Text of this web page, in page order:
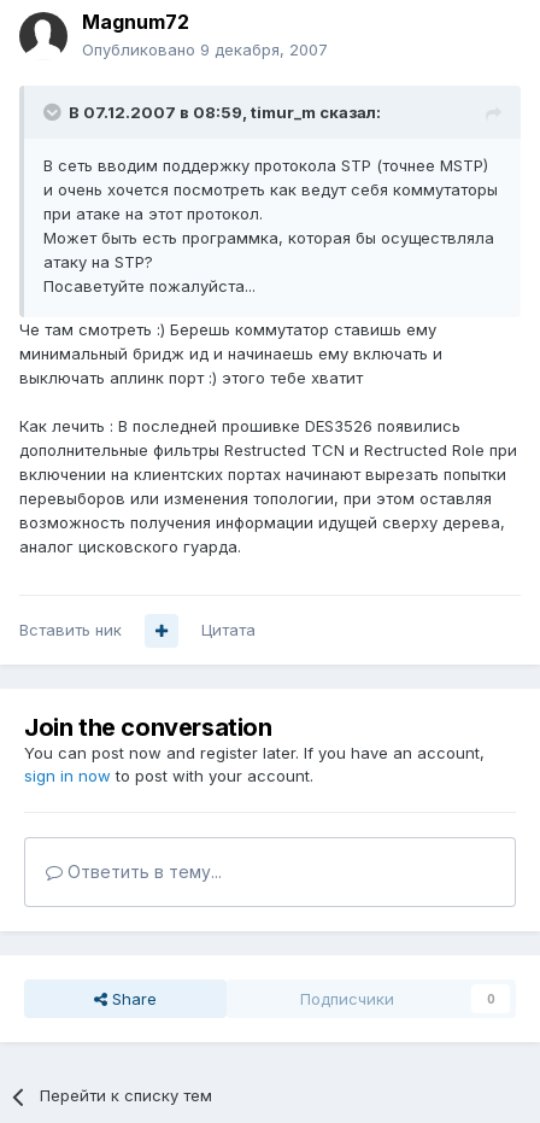
Magnum72
Опубликовано 9 декабря, 2007
В 07.12.2007 в 08:59, timur_m сказал:
В сеть вводим поддержку протокола STP (точнее MSTP)
и очень хочется посмотреть как ведут себя коммутаторы
при атаке на этот протокол.
Может быть есть программка, которая бы осуществляла
атаку на STP?
Посаветуйте пожалуйста...
Че там смотреть :) Берешь коммутатор ставишь ему
минимальный бридж ид и начинаешь ему включать и
выключать аплинк порт :) этого тебе хватит
Как лечить : В последней прошивке DES3526 появились
дополнительные фильтры Restructed TCN и Rectructed Role при
включении на клиентских портах начинают вырезать попытки
перевыборов или изменения топологии, при этом оставляя
возможность получения информации идущей сверху дерева,
аналог цисковского гуарда.
Вставить ник Цитата
Join the conversation
You can post now and register later. If you have an account,
sign in now to post with your account.
Ответить в тему...
Share Подписчики 0
Перейти к списку тем